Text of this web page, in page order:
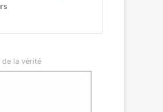
de la vérité